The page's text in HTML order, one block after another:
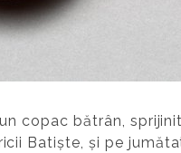
copac bătrân,
Batiște, și pe